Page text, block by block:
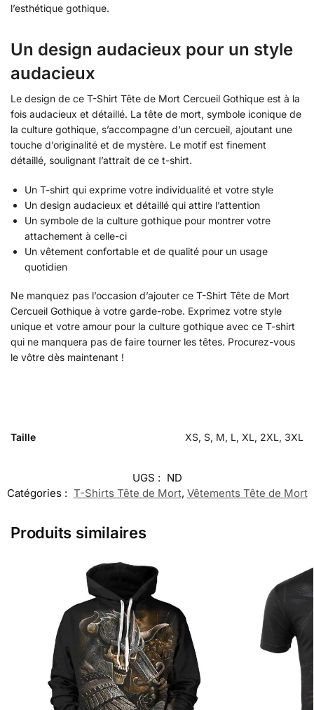
l’esthétique gothique.
Un design audacieux pour un style
audacieux
Le design de ce T-Shirt Tête de Mort Cercueil Gothique est à la
fois audacieux et détaillé. La tête de mort, symbole iconique de
la culture gothique, s’accompagne d’un cercueil, ajoutant une
touche d’originalité et de mystère. Le motif est finement
détaillé, soulignant l’attrait de ce t-shirt.
Un T-shirt qui exprime votre individualité et votre style
Un design audacieux et détaillé qui attire l’attention
Un symbole de la culture gothique pour montrer votre
attachement à celle-ci
Un vêtement confortable et de qualité pour un usage
quotidien
Ne manquez pas l’occasion d’ajouter ce T-Shirt Tête de Mort
Cercueil Gothique à votre garde-robe. Exprimez votre style
unique et votre amour pour la culture gothique avec ce T-shirt
qui ne manquera pas de faire tourner les têtes. Procurez-vous
le vôtre dès maintenant !
Taille XS, S, M, L, XL, 2XL, 3XL
UGS : ND
Catégories : T-Shirts Tête de Mort, Vêtements Tête de Mort
Produits similaires